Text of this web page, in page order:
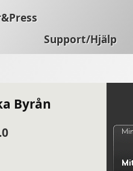
Support/Hjälp
Byrån